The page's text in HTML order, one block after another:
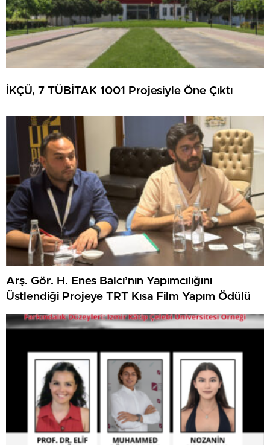
İKÇÜ, 7 TÜBİTAK 1001 Projesiyle Öne Çıktı
Arş. Gör. H. Enes Balcı’nın Yapımcılığını
Üstlendiği Projeye TRT Kısa Film Yapım Ödülü